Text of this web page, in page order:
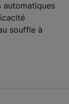
automatiques
souffle à